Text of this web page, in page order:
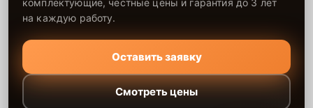
на каждую работу.
Оставить заявку
Смотреть цены